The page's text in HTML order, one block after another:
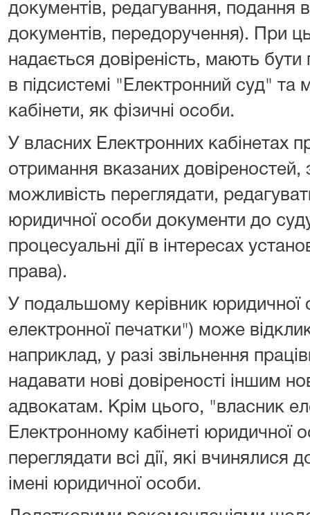
документів, редагування, подання
документів, передоручення). При
надається довіреність, мають
в підсистемі "Електронний суд" та
кабінети, як фізичні особи.
У власних Електронних кабінетах
отримання вказаних довіреностей,
можливість переглядати,
юридичної особи документи до
процесуальні дії в інтересах
права).
У подальшому керівник юридичної
електронної печатки") може
наприклад, у разі звільнення
надавати нові довіреності іншим
адвокатам. Крім цього, "власник
Електронному кабінеті юридичної
переглядати всі дії, які вчинялися
імені юридичної особи.